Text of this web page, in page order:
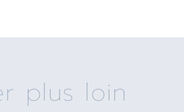
plus loin